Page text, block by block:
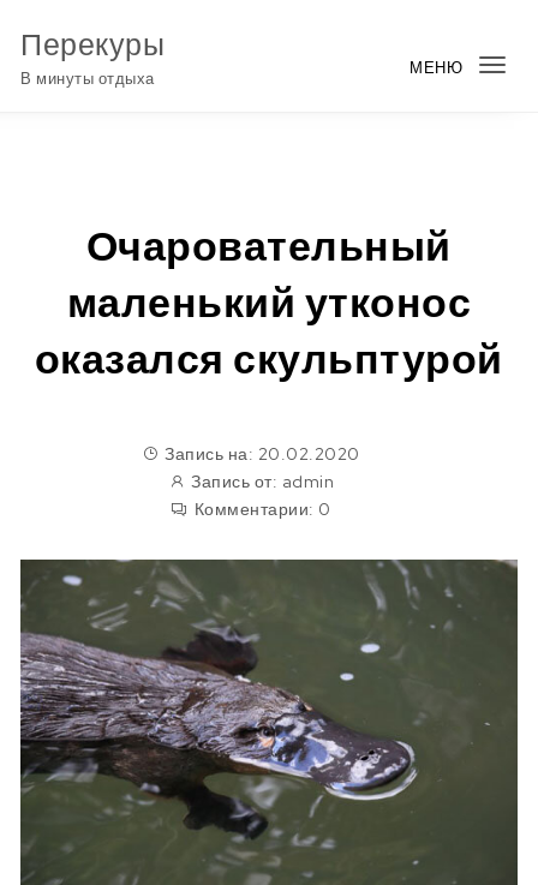
Перекуры
В минуты отдыха
МЕНЮ
Очаровательный
маленький утконос
оказался скульптурой
Запись на: 20.02.2020
Запись от: admin
Комментарии: 0